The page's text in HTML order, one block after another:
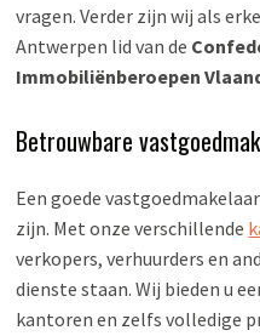
vragen. Verder zijn wij als
Antwerpen lid van de
Immobiliënberoepen
Betrouwbare
Een goede
zijn. Met onze verschillende
verkopers, verhuurders en
dienste staan. Wij bieden u
kantoren en zelfs volledige